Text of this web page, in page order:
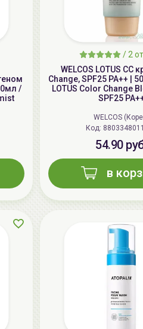
увлажняющий, 250мл
27.38 руб. -26%
-50%
/
/ 2
WELCOS LOTUS СС
Change, SPF25 PA++ |
LOTUS Color Change
SPF25
WELCOS
Код:
54.90
в